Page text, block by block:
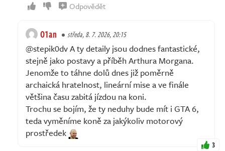
Odpovědět
O1an středa, 8. 7. 2026, 20:15
@stepik0dv A ty detaily jsou dodnes fantastické,
stejně jako postavy a příběh Arthura Morgana.
Jenomže to táhne dolů dnes již poměrně
archaická hratelnost, lineární mise a ve finále
většina času zabitá jízdou na koni.
Trochu se bojím, že ty neduhy bude mít i GTA 6,
teda vyměníme koně za jakýkoliv motorový
prostředek
3